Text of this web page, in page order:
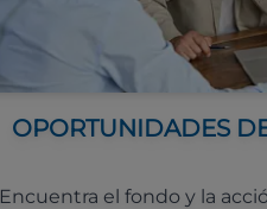
OPORTUNIDADES
Encuentra el fondo y la